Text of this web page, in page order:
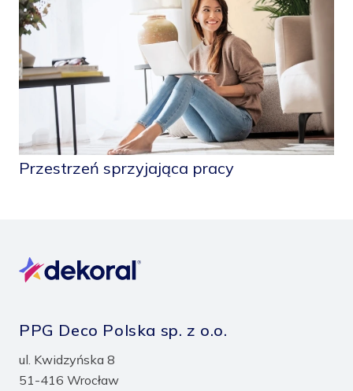
Przestrzeń sprzyjająca pracy
PPG Deco Polska sp. z o.o.
ul. Kwidzyńska 8
51-416 Wrocław